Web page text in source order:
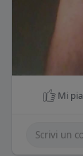
Mi